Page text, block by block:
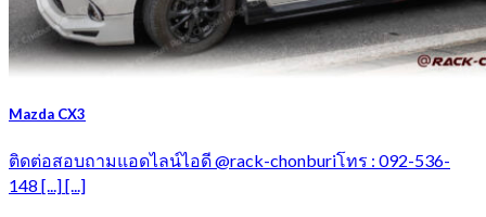
Mazda CX3
ติดต่อสอบถามแอดไลน์ไอดี @rack-chonburiโทร : 092-536-
148 [...] [...]